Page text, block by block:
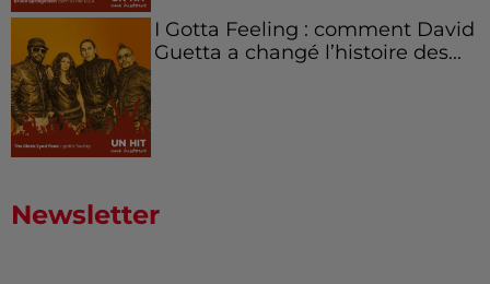
I Gotta Feeling : comment David
Guetta a changé l’histoire des...
Newsletter